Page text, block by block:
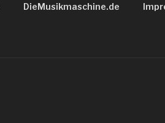
DieMusikmaschine.de